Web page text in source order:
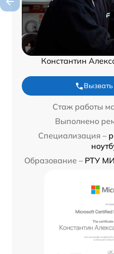
Константин
Стаж работы
Выполнено
Специализация –
Образование – РТУ